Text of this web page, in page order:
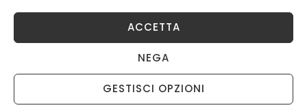
ACCETTA
NEGA
GESTISCI OPZIONI